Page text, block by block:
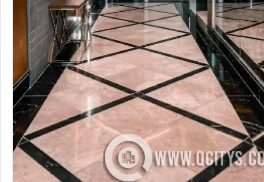
شقق
شقق للبيع
الرياض
3
3
118
متر